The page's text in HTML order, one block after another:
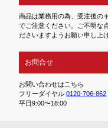
商品は業務用の為、受注後の
でご注意ください。ご不明な
ださいますようお願い申し上
お問合せ
お問い合わせはこちら
フリーダイヤル0120-706-862
平日9:00〜18:00